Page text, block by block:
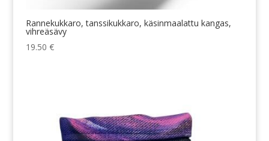
Rannekukkaro, tanssikukkaro, käsinmaalattu kangas,
vihreäsävy
19.50 €